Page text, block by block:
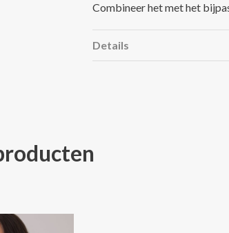
Combineer het met het
Details